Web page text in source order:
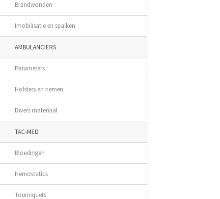
Brandwonden
Imobilisatie en spalken
AMBULANCIERS
Parameters
Holsters en riemen
Divers materiaal
TAC-MED
Bloedingen
Hemostatics
Tourniquets